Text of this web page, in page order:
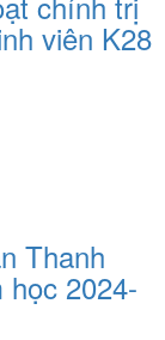
viên K28
Thanh
học 2024-